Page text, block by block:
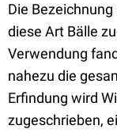
Die
diese Art Bälle
Verwendung
nahezu die
Erfindung wird
zugeschrieben,